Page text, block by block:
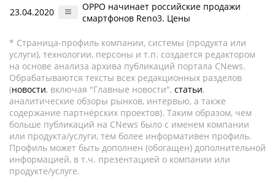
23.04.2020
OPPO начинает российские продажи
смартфонов Reno3. Цены
* Страница-профиль компании, системы (продукта или
услуги), технологии, персоны и т.п. создается редактором
на основе анализа архива публикаций портала CNews.
Обрабатываются тексты всех редакционных разделов
(новости, включая "Главные новости", статьи,
аналитические обзоры рынков, интервью, а также
содержание партнёрских проектов). Таким образом, чем
больше публикаций на CNews было с именем компании
или продукта/услуги, тем более информативен профиль.
Профиль может быть дополнен (обогащен) дополнительной
информацией, в т.ч. презентацией о компании или
продукте/услуге.